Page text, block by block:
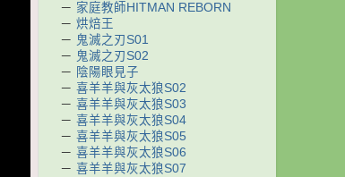
－ 家庭教師HITMAN REBORN
－ 烘焙王
－ 鬼滅之刃S01
－ 鬼滅之刃S02
－ 陰陽眼見子
－ 喜羊羊與灰太狼S02
－ 喜羊羊與灰太狼S03
－ 喜羊羊與灰太狼S04
－ 喜羊羊與灰太狼S05
－ 喜羊羊與灰太狼S06
－ 喜羊羊與灰太狼S07